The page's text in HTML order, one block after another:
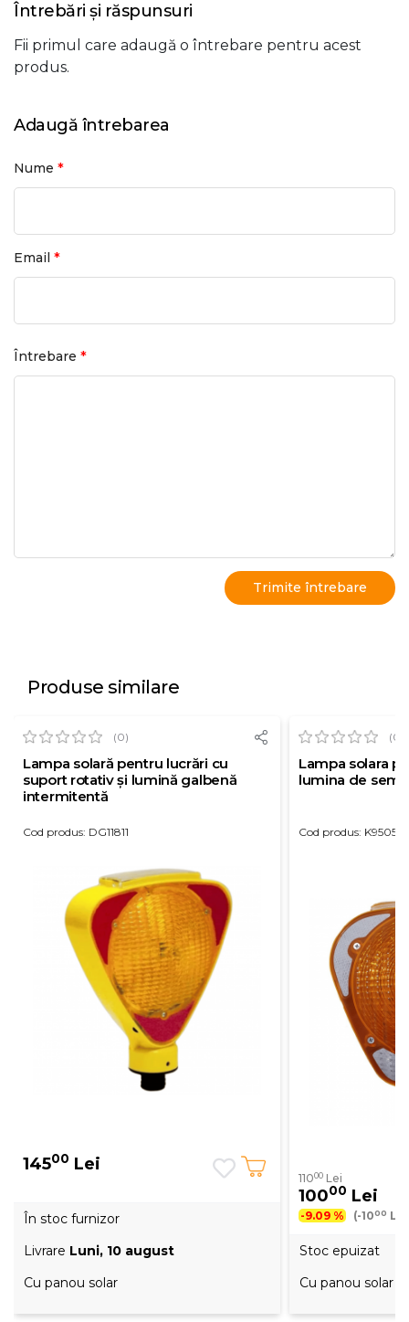
Întrebări și răspunsuri
Fii primul care adaugă o întrebare pentru acest
produs.
Adaugă întrebarea
Nume *
Email *
Întrebare *
Produse similare
(0)
Lampa solară pentru lucrări cu
suport rotativ și lumină galbenă
intermitentă
Cod produs: DG11811
14500 Lei
În stoc furnizor
Livrare Luni, 10 august
Cu panou solar
(0)
Lampa solara
lumina de
Cod produs: K9505
11000Lei
10000 Lei
-9.09 % (-1000
Stoc epuizat
Cu panou solar